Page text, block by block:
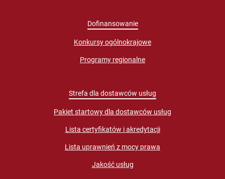
Dofinansowanie
Konkursy ogólnokrajowe
Programy regionalne
Strefa dla dostawców usług
Pakiet startowy dla dostawców usług
Lista certyfikatów i akredytacji
Lista uprawnień z mocy prawa
Jakość usług